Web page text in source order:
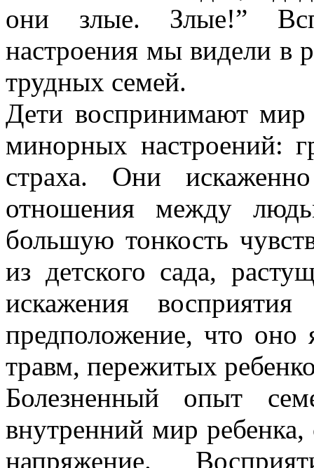
они злые. Злые!”
настроения мы видели в
трудных семей.
Дети воспринимают мир
минорных настроений:
страха. Они
отношения между
большую тонкость
из детского сада,
искажения
предположение, что оно
травм, пережитых
Болезненный опыт
внутренний мир ребенка,
напряжение.